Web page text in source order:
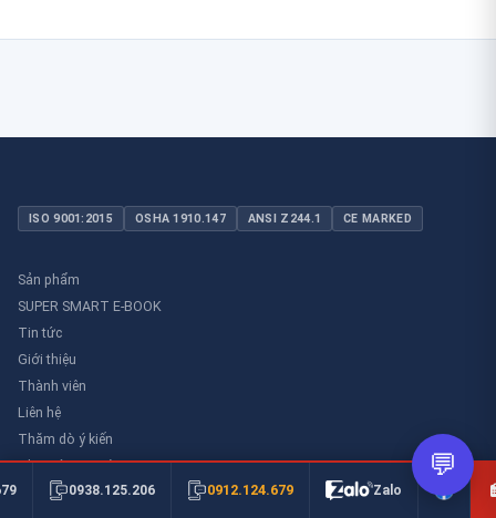
ISO 9001:2015 OSHA 1910.147 ANSI Z244.1 CE MARKED
Sản phẩm
SUPER SMART E-BOOK
Tin tức
Giới thiệu
Thành viên
Liên hệ
Thăm dò ý kiến
Thư viên an toàn
0938.125.206 0912.124.679 Zalo
💬